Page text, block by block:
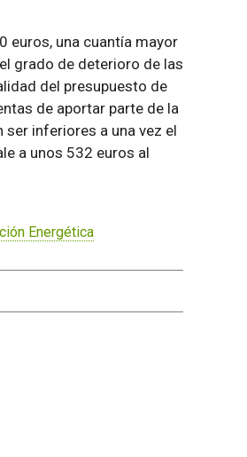
euros, una cuantía mayor
grado de deterioro de las
del presupuesto de
de aportar parte de la
inferiores a una vez el
a unos 532 euros al
Energética